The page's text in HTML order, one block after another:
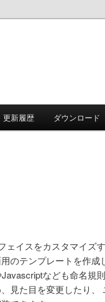
更新履歴 ダウンロード
ェイスをカスタマイズ
のテンプレートを作成
なども命名規
見た目を変更したり、